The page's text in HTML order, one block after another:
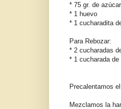
* 75 gr. de azúcar
* 1 huevo
* 1 cucharadita
Para Rebozar:
* 2 cucharadas
* 1 cucharada de
Precalentamos
Mezclamos la